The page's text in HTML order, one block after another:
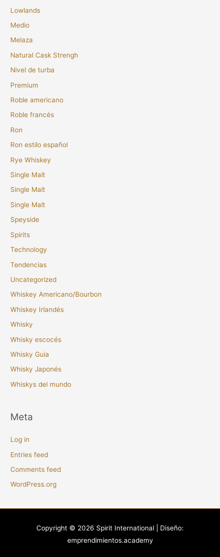
Lowlands
Medio
Melaza
Natural Cask Strengh
Nivel de turba
Premium
Roble americano
Roble francés
Ron
Ron estilo español
Rye Whiskey
Single Malt
Single Malt
Single Malt
Speyside
Spirits
Technology
Tendencias
Uncategorized
Whiskey Americano/Bourbon
Whiskey Irlandés
Whisky
Whisky escocés
Whisky Guia
Whisky Japonés
Whiskys del mundo
Meta
Log in
Entries feed
Comments feed
WordPress.org
Copyright © 2026 Spirit International | Diseño:
emprendimientos.academy